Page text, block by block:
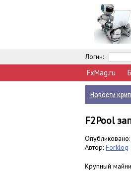
Логин:
FxMag.ru
Новости
F2Pool
Автор: Forklog
Крупный